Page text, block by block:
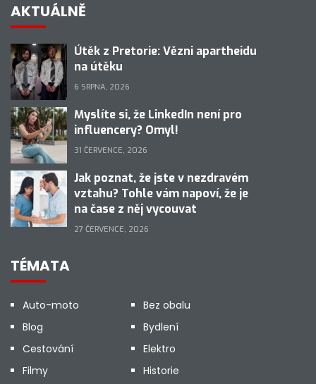
AKTUÁLNĚ
Útěk z Pretorie: Vězni apartheidu
na útěku
6 SRPNA, 2026
Myslíte si, že LinkedIn není pro
influencery? Omyl!
31 ČERVENCE, 2026
Jak poznat, že jste v nezdravém
vztahu? Tohle vám napoví, že je
na čase z něj vycouvat
27 ČERVENCE, 2026
TÉMATA
Auto-moto
Bez obalu
Blog
Bydlení
Cestování
Elektro
Filmy
Historie